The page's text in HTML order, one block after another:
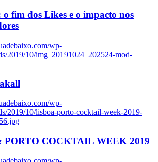
fim dos Likes e o impacto nos
wp-
2019/10/img_20191024_202524-mod-
wp-
2019/10/lisboa-porto-cocktail-week-2019-
PORTO COCKTAIL WEEK 2019